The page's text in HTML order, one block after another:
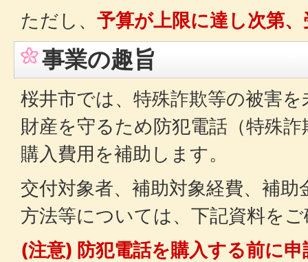
ただし、 予算が上限に達し次第
事業の趣旨
桜井市では、特殊詐欺等の被害
財産を守るため防犯電話（特殊
購入費用を補助します。
交付対象者、補助対象経費、補助
方法等については、下記資料を
(注意) 防犯電話を購入する前に